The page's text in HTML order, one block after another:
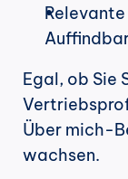
Egal, ob Sie
Über mich-
wachsen.